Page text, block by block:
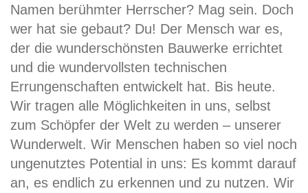
Namen berühmter Herrscher? Mag sein. Doch
wer hat sie gebaut? Du! Der Mensch war es,
der die wunderschönsten Bauwerke errichtet
und die wundervollsten technischen
Errungenschaften entwickelt hat. Bis heute.
Wir tragen alle Möglichkeiten in uns, selbst
zum Schöpfer der Welt zu werden – unserer
Wunderwelt. Wir Menschen haben so viel noch
ungenutztes Potential in uns: Es kommt darauf
an, es endlich zu erkennen und zu nutzen. Wir